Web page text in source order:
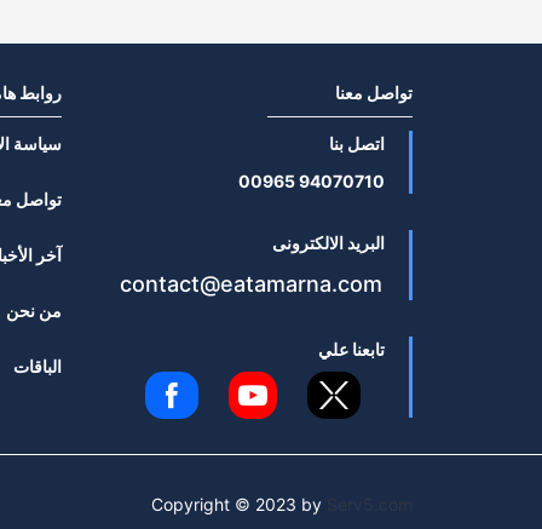
تواصل معنا
اتصل بنا
94070710 00965
البريد الالكترونى
contact@eatamarna.com
تابعنا علي
روابط
سياسة
تواصل
آخر
من نحن
الباقات
Copyright © 2023 by